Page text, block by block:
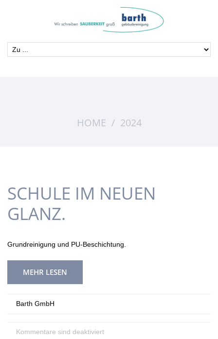
HOME 2024
SCHULE IM NEUEN
GLANZ.
Grundreinigung und PU-Beschichtung.
MEHR LESEN
Barth GmbH
Kommentare sind deaktiviert